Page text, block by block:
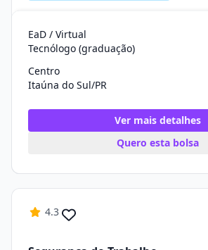
EaD / Virtual
Tecnólogo (graduação)
Centro
Itaúna do Sul/PR
Ver mais detalhes
Quero esta bolsa
4.3